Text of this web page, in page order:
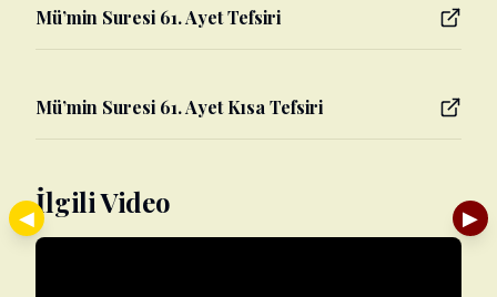
Mü’min Suresi 61. Ayet Tefsiri
Mü’min Suresi 61. Ayet Kısa Tefsiri
İlgili Video
◀ ▶